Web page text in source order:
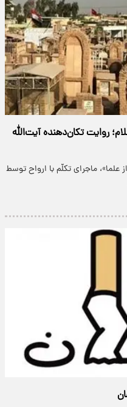
روایت تکان‌دهنده آیت‌الله
ماجرای تکلّم با ارواح توسط